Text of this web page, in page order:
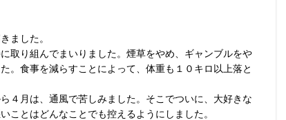
ました。
取り組んでまいりました。煙草をやめ、ギャンブルをや
。食事を減らすことによって、体重も１０キロ以上落と
４月は、通風で苦しみました。そこでついに、大好きな
ことはどんなことでも控えるようにしました。